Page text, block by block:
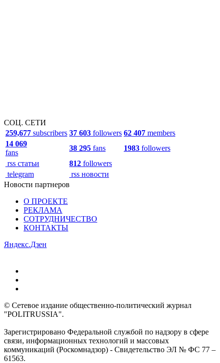
СОЦ. СЕТИ
259,677 subscribers 37 603 followers 62 407 members
14 069
fans
38 295 fans 1983 followers
rss статьи
812 followers
telegram
rss новости
Новости партнеров
О ПРОЕКТЕ
РЕКЛАМА
СОТРУДНИЧЕСТВО
КОНТАКТЫ
Яндекс.Дзен
© Сетевое издание общественно-политический журнал
"POLITRUSSIA".
Зарегистрировано Федеральной службой по надзору в сфере
связи, информационных технологий и массовых
коммуникаций (Роскомнадзор) - Свидетельство ЭЛ № ФС 77 –
61563.